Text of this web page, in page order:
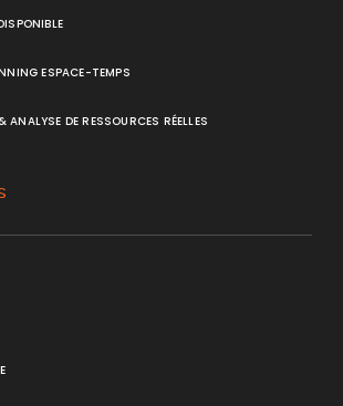
ESPACE-TEMPS
DE RESSOURCES RÉELLES